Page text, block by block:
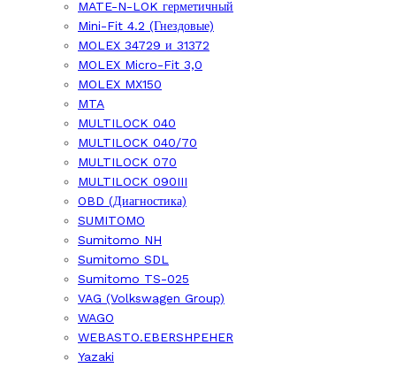
MATE-N-LOK герметичный
Mini-Fit 4.2 (Гнездовые)
MOLEX 34729 и 31372
MOLEX Micro-Fit 3,0
MOLEX MX150
MTA
MULTILOCK 040
MULTILOCK 040/70
MULTILOCK 070
MULTILOCK 090III
OBD (Диагностика)
SUMITOMO
Sumitomo NH
Sumitomo SDL
Sumitomo TS-025
VAG (Volkswagen Group)
WAGO
WEBASTO.EBERSHPEHER
Yazaki